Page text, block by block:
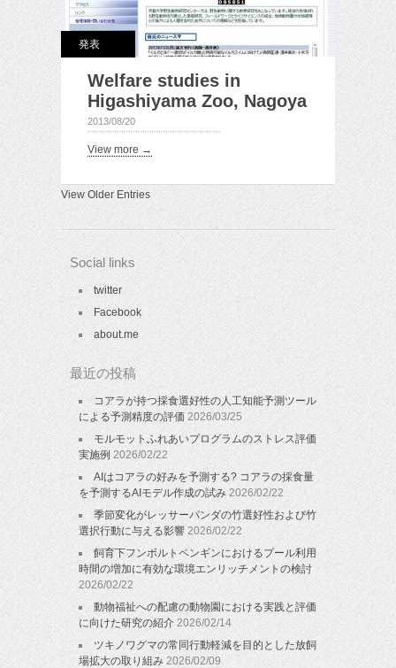
発表
Welfare studies in
Higashiyama Zoo, Nagoya
2013/08/20
View more →
View Older Entries
Social links
twitter
Facebook
about.me
最近の投稿
コアラが持つ採食選好性の人工知能予測ツール
による予測精度の評価 2026/03/25
モルモットふれあいプログラムのストレス評価
実施例 2026/02/22
AIはコアラの好みを予測する? コアラの採食量
を予測するAIモデル作成の試み 2026/02/22
季節変化がレッサーパンダの竹選好性および竹
選択行動に与える影響 2026/02/22
飼育下フンボルトペンギンにおけるプール利用
時間の増加に有効な環境エンリッチメントの検討
2026/02/22
動物福祉への配慮の動物園における実践と評価
に向けた研究の紹介 2026/02/14
ツキノワグマの常同行動軽減を目的とした放飼
場拡大の取り組み 2026/02/09